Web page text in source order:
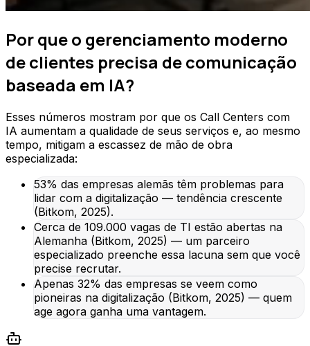
Por que o gerenciamento moderno
de clientes precisa de comunicação
baseada em IA?
Esses números mostram por que os Call Centers com
IA aumentam a qualidade de seus serviços e, ao mesmo
tempo, mitigam a escassez de mão de obra
especializada:
53% das empresas alemãs têm problemas para
lidar com a digitalização — tendência crescente
(Bitkom, 2025).
Cerca de 109.000 vagas de TI estão abertas na
Alemanha (Bitkom, 2025) — um parceiro
especializado preenche essa lacuna sem que você
precise recrutar.
Apenas 32% das empresas se veem como
pioneiras na digitalização (Bitkom, 2025) — quem
age agora ganha uma vantagem.